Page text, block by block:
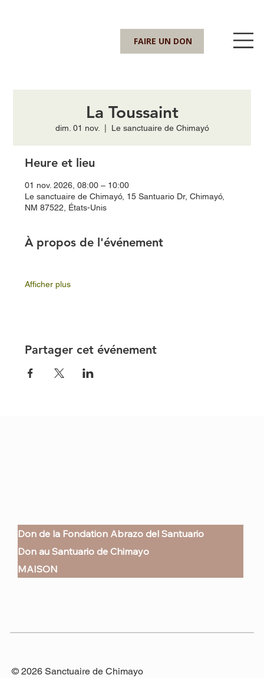
FAIRE UN DON
La Toussaint
dim. 01 nov. Le sanctuaire de Chimayó
Heure et lieu
01 nov. 2026, 08:00 – 10:00
Le sanctuaire de Chimayó, 15 Santuario Dr, Chimayó,
NM 87522, États-Unis
À propos de l'événement
Afficher plus
Partager cet événement
Don de la Fondation Abrazo del Santuario
Don au Santuario de Chimayo
MAISON
© 2026 Sanctuaire de Chimayo